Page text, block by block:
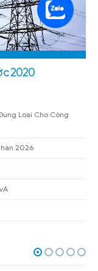
2020
Loại Cho Công
2026